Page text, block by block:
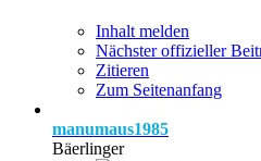
Inhalt melden
Nächster offizieller
Zitieren
Zum Seitenanfang
manumaus1985
Bäerlinger